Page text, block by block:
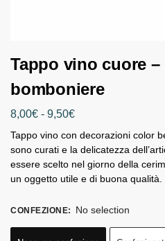
Tappo vino cuore –
bomboniere
8,00€ - 9,50€
Tappo vino con decorazioni color
sono curati e la delicatezza
essere scelto nel giorno della
un oggetto utile e di buona qualità.
CONFEZIONE: No selection